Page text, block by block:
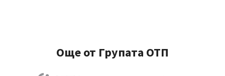
Още от Групата ОТП